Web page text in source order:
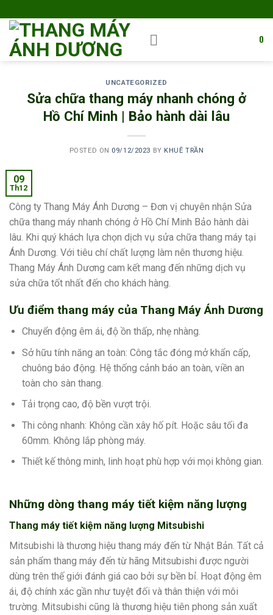
to
content
0
UNCATEGORIZED
Sửa chữa thang máy nhanh chóng ở
Hồ Chí Minh | Bảo hành dài lâu
POSTED ON 09/12/2023 BY KHUÊ TRẦN
09
Th12
Công ty Thang Máy Ánh Dương – Đơn vị chuyên nhận Sửa
chữa thang máy nhanh chóng ở Hồ Chí Minh Bảo hành dài
lâu. Khi quý khách lựa chọn dịch vụ sửa chữa thang máy tại
Ánh Dương. Với tiêu chí chất lượng làm nên thương hiệu.
Thang Máy Ánh Dương cam kết mang đến những dịch vụ
sửa chữa tốt nhất đến cho khách hàng.
Ưu điểm thang máy của Thang Máy Ánh Dương
Chuyển động êm ái, độ ồn thấp, nhẹ nhàng.
Sở hữu tính năng an toàn: Công tắc đóng mở khẩn cấp,
chuông báo động. Hệ thống cảnh báo an toàn, viền an
toàn cho sàn thang.
Tải trọng cao, độ bền vượt trội.
Thi công nhanh: Không cần xây hố pít. Hoặc sâu tối đa
60mm. Không lắp phòng máy.
Thiết kế thông minh, linh hoạt phù hợp với mọi không gian.
Những dòng thang máy tiết kiệm năng lượng
Thang máy tiết kiệm năng lượng Mitsubishi
Mitsubishi là thương hiệu thang máy đến từ Nhật Bản. Tất cả
sản phẩm thang máy đến từ hãng Mitsubishi được người
dùng trên thế giới đánh giá cao bởi sự bền bỉ. Hoạt động êm
ái, độ chính xác gần như tuyệt đối và thân thiện với môi
trường. Mitsubishi cũng là thương hiệu tiên phong sản xuất